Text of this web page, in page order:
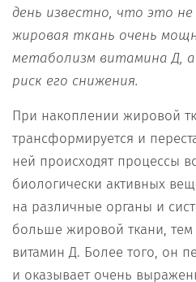
день известно, что это
жировая ткань очень
метаболизм витамина Д,
риск его снижения.
При накоплении жировой
трансформируется и
ней происходят процессы
биологически активных
на различные органы и
больше жировой ткани, тем
витамин Д. Более того, он
и оказывает очень